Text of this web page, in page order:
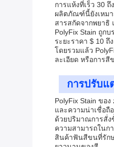
การแห้งที่เร็ว 30
ผลิตภัณฑ์นี้ยังเหมา
สารสกัดจากพยาธิ
PolyFix Stain ถูก
ระยะราคา $ 10
โดยรวมแล้ว
ละเอียด หรือการ
การปรับแ
PolyFix Stain ขอ
และความน่าเชื่อถือ
ด้วยปริมาณการสั่ง
ความสามารถในก
สินค้าฟันสีขนที่รักษ